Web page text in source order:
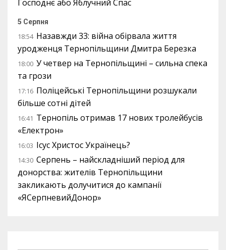
Господнє або Яблучний Спас
5 Серпня
18:54 Назавжди 33: війна обірвала життя
уродженця Тернопільщини Дмитра Березка
18:00 У четвер на Тернопільщині – сильна спека
та грози
17:16 Поліцейські Тернопільщини розшукали
більше сотні дітей
16:41 Тернопіль отримав 17 нових тролейбусів
«Електрон»
16:03 Ісус Христос Українець?
14:30 Серпень – найскладніший період для
донорства: жителів Тернопільщини
закликають долучитися до кампанії
«ЯСерпневийДонор»